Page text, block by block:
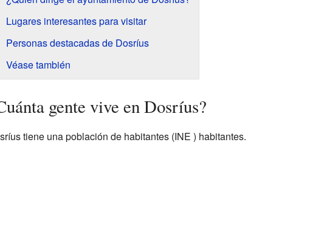
Lugares interesantes para visitar
Personas destacadas de Dosríus
Véase también
gente vive en Dosríus?
tiene una población de habitantes(INE ) habitantes.